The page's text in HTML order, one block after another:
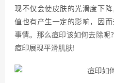
现不仅会使皮肤的光滑度下
值也有产生一定的影响，因
事情。那么痘印该如何去除呢
痘印展现平滑肌肤!